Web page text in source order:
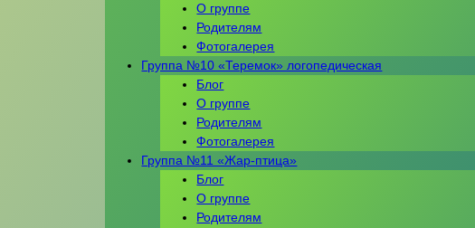
О группе
Родителям
Фотогалерея
Группа №10 «Теремок» логопедическая
Блог
О группе
Родителям
Фотогалерея
Группа №11 «Жар-птица»
Блог
О группе
Родителям